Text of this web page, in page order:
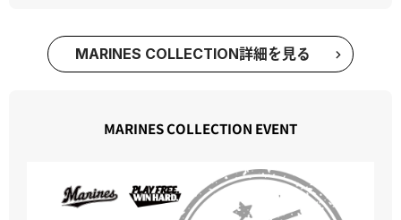
MARINES COLLECTION詳細を見る
MARINES COLLECTION EVENT